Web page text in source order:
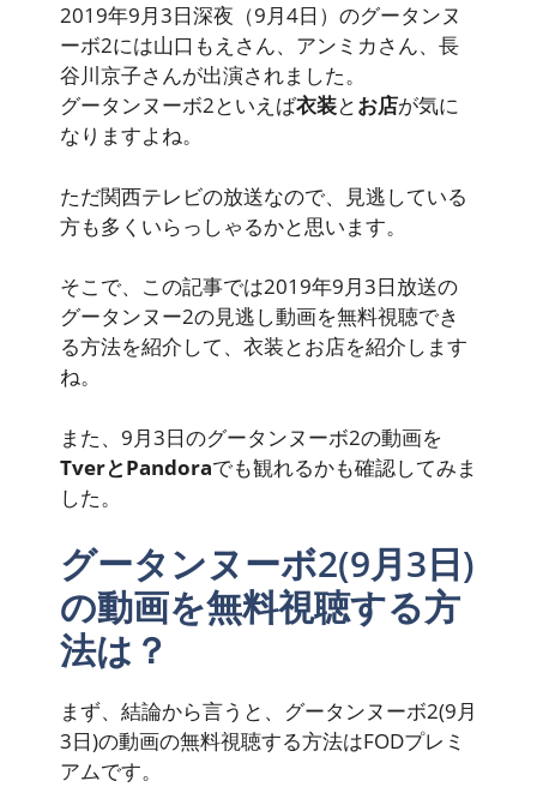
2019年9月3日深夜（9月4日）のグータンヌ
ーボ2には山口もえさん、アンミカさん、長
谷川京子さんが出演されました。
グータンヌーボ2といえば衣装とお店が気に
なりますよね。
ただ関西テレビの放送なので、見逃している
方も多くいらっしゃるかと思います。
そこで、この記事では2019年9月3日放送の
グータンヌー2の見逃し動画を無料視聴でき
る方法を紹介して、衣装とお店を紹介します
ね。
また、9月3日のグータンヌーボ2の動画を
TverとPandoraでも観れるかも確認してみま
した。
グータンヌーボ2(9月3日)
の動画を無料視聴する方
法は？
まず、結論から言うと、グータンヌーボ2(9月
3日)の動画の無料視聴する方法はFODプレミ
アムです。